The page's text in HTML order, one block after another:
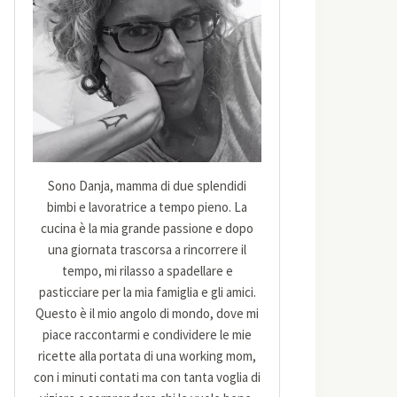
Sono Danja, mamma di due splendidi
bimbi e lavoratrice a tempo pieno. La
cucina è la mia grande passione e dopo
una giornata trascorsa a rincorrere il
tempo, mi rilasso a spadellare e
pasticciare per la mia famiglia e gli amici.
Questo è il mio angolo di mondo, dove mi
piace raccontarmi e condividere le mie
ricette alla portata di una working mom,
con i minuti contati ma con tanta voglia di